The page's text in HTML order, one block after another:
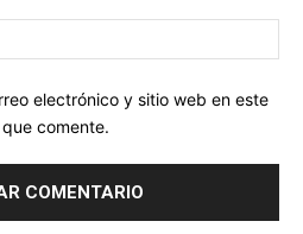
electrónico y sitio web en este
comente.